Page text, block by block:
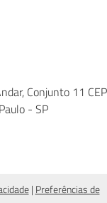
Conjunto 11 CEP
- SP
| Preferências de